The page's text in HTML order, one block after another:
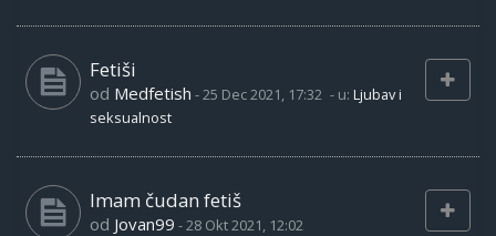
Fetiši
od Medfetish -25 Dec 2021, 17:32 - u: Ljubav i
seksualnost
Imam čudan fetiš
od Jovan99 -28 Okt 2021, 12:02